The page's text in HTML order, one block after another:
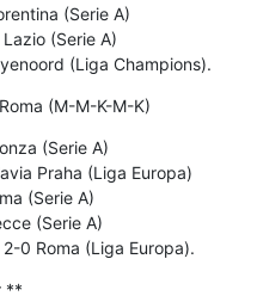
(Serie A)
(Serie A)
(Liga Champions).
(M-M-K-M-K)
(Serie A)
Praha (Liga Europa)
(Serie A)
(Serie A)
0 Roma (Liga Europa).
**